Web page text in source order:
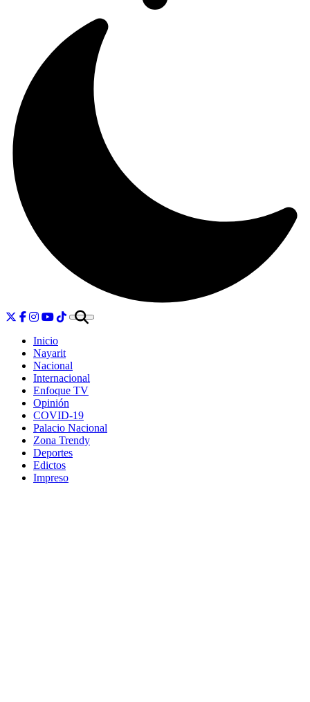
Inicio
Nayarit
Nacional
Internacional
Enfoque TV
Opinión
COVID-19
Palacio Nacional
Zona Trendy
Deportes
Edictos
Impreso